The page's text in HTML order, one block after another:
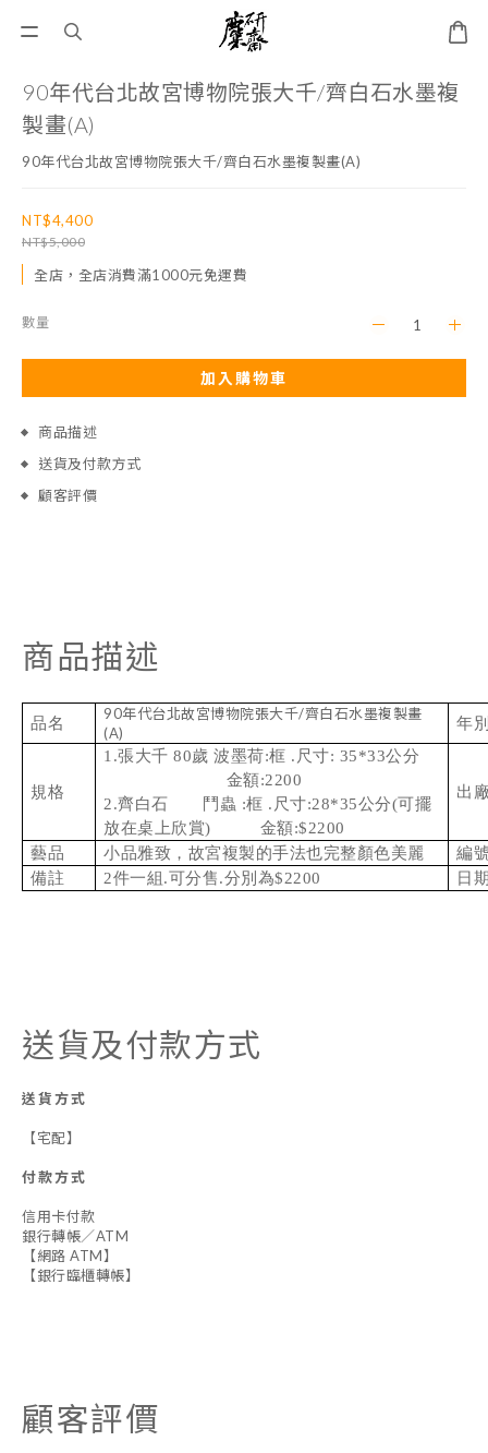
90年代台北故宮博物院張大千/齊白石水墨複
製畫(A)
90年代台北故宮博物院張大千/齊白石水墨複製畫(A)
NT$4,400
NT$5,000
全店，全店消費滿1000元免運費
數量
加入購物車
商品描述
送貨及付款方式
顧客評價
商品描述
品名
90年代台北故宮博物院張大千/齊白石水墨複製畫
(A)
年
規格
1.張大千 80歲 波墨荷:框 .尺寸: 35*33公分
金額:2200
2.齊白石 鬥蟲 :框 .尺寸:28*35公分(可擺
放在桌上欣賞) 金額:$2200
出
藝品 小品雅致，故宮複製的手法也完整顏色美麗
編
備註
2件一組.可分售.分別為$2200 日
送貨及付款方式
送貨方式
【宅配】
付款方式
信用卡付款
銀行轉帳／ATM
【網路 ATM】
【銀行臨櫃轉帳】
顧客評價